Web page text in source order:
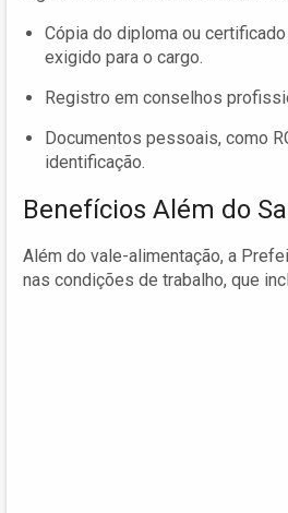
Cópia do diploma ou
exigido para o cargo.
Registro em conselhos
Documentos pessoais, como
identificação.
Benefícios Além do
Além do vale-alimentação, a
nas condições de trabalho, que